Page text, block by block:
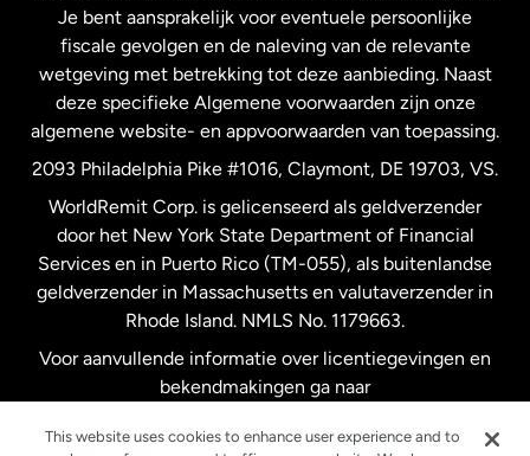
Spanje
Verenigd Koninkrijk
Verenigde Staten English
Verenigde Staten Español
Zweden
Je bent aansprakelijk voor eventuele persoonlijke
fiscale gevolgen en de naleving van de relevante
wetgeving met betrekking tot deze aanbieding. Naast
deze specifieke Algemene voorwaarden zijn onze
algemene website- en appvoorwaarden van toepassing.
2093 Philadelphia Pike #1016, Claymont, DE 19703, VS.
WorldRemit Corp. is gelicenseerd als geldverzender
door het New York State Department of Financial
Services en in Puerto Rico (TM-055), als buitenlandse
geldverzender in Massachusetts en valutaverzender in
Rhode Island. NMLS No. 1179663.
Voor aanvullende informatie over licentiegevingen en
bekendmakingen ga naar
This website uses cookies to enhance user experience and to